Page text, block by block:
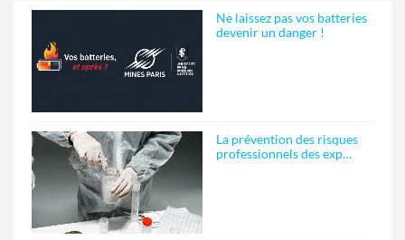
Ne laissez pas vos batteries
devenir un danger !
La prévention des risques
professionnels des exp…